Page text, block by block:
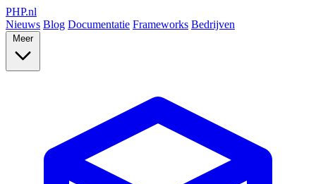
PHP.nl
Nieuws Blog Documentatie Frameworks Bedrijven
Meer